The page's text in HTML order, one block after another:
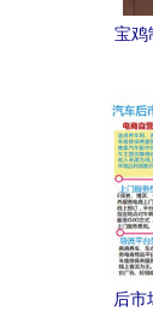
宝鸡
后市